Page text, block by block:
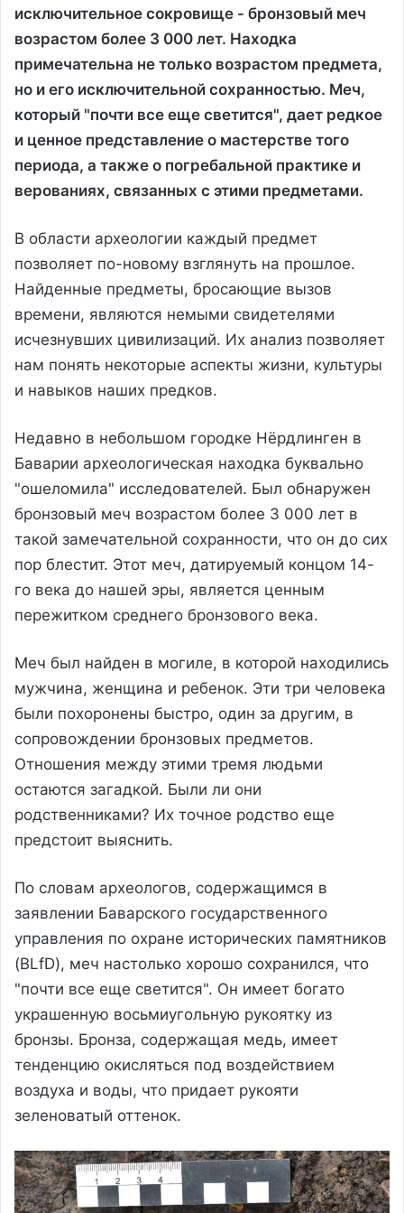
исключительное сокровище - бронзовый меч
возрастом более 3 000 лет. Находка
примечательна не только возрастом предмета,
но и его исключительной сохранностью. Меч,
который "почти все еще светится", дает редкое
и ценное представление о мастерстве того
периода, а также о погребальной практике и
верованиях, связанных с этими предметами.
В области археологии каждый предмет
позволяет по-новому взглянуть на прошлое.
Найденные предметы, бросающие вызов
времени, являются немыми свидетелями
исчезнувших цивилизаций. Их анализ позволяет
нам понять некоторые аспекты жизни, культуры
и навыков наших предков.
Недавно в небольшом городке Нёрдлинген в
Баварии археологическая находка буквально
"ошеломила" исследователей. Был обнаружен
бронзовый меч возрастом более 3 000 лет в
такой замечательной сохранности, что он до сих
пор блестит. Этот меч, датируемый концом 14-
го века до нашей эры, является ценным
пережитком среднего бронзового века.
Меч был найден в могиле, в которой находились
мужчина, женщина и ребенок. Эти три человека
были похоронены быстро, один за другим, в
сопровождении бронзовых предметов.
Отношения между этими тремя людьми
остаются загадкой. Были ли они
родственниками? Их точное родство еще
предстоит выяснить.
По словам археологов, содержащимся в
заявлении Баварского государственного
управления по охране исторических памятников
(BLfD), меч настолько хорошо сохранился, что
"почти все еще светится". Он имеет богато
украшенную восьмиугольную рукоятку из
бронзы. Бронза, содержащая медь, имеет
тенденцию окисляться под воздействием
воздуха и воды, что придает рукояти
зеленоватый оттенок.